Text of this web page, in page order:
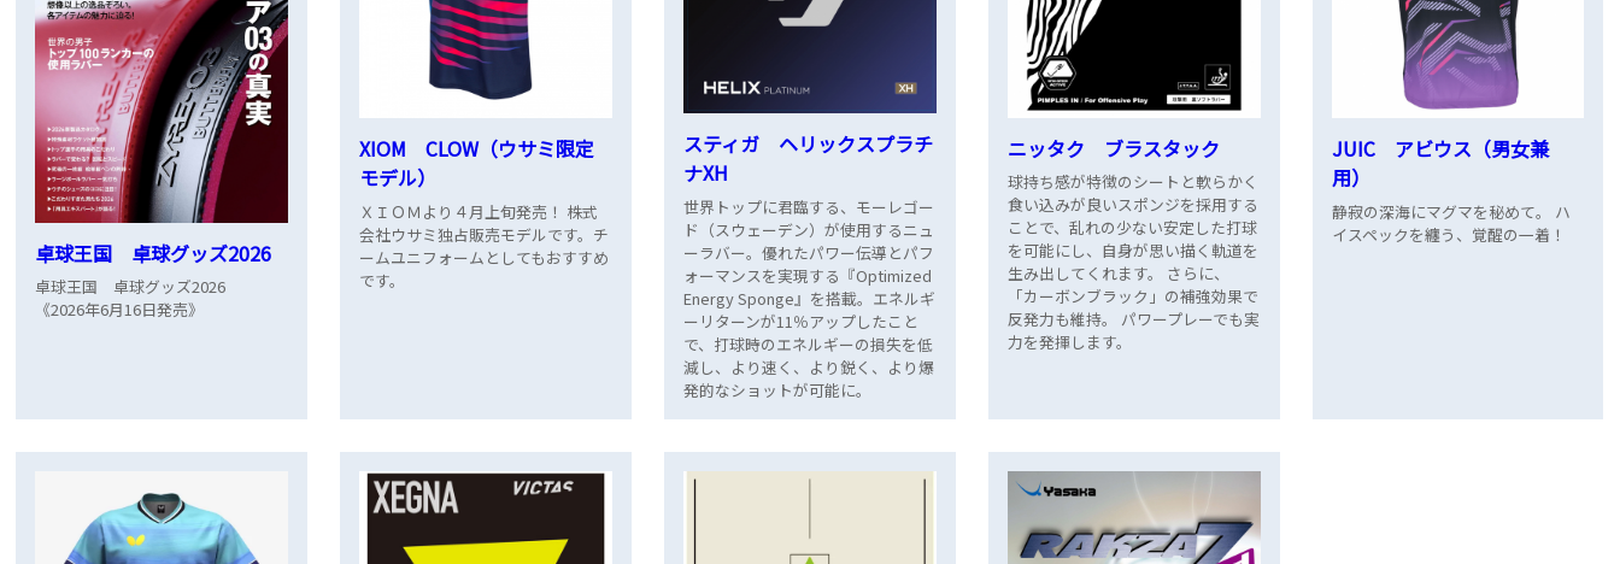
卓球王国 卓球グッズ2026
卓球王国 卓球グッズ2026
《2026年6月16日発売》
XIOM CLOW（ウサミ限定
モデル）
ＸＩＯＭより４月上旬発売！ 株式
会社ウサミ独占販売モデルです。チ
ームユニフォームとしてもおすすめ
です。
スティガ ヘリックスプラチ
ナXH
世界トップに君臨する、モーレゴー
ド（スウェーデン）が使用するニュ
ーラバー。優れたパワー伝導とパフ
ォーマンスを実現する『Optimized
Energy Sponge』を搭載。エネルギ
ーリターンが11％アップしたこと
で、打球時のエネルギーの損失を低
減し、より速く、より鋭く、より爆
発的なショットが可能に。
ニッタク ブラスタック
球持ち感が特徴のシートと軟らかく
食い込みが良いスポンジを採用する
ことで、乱れの少ない安定した打球
を可能にし、自身が思い描く軌道を
生み出してくれます。 さらに、
「カーボンブラック」の補強効果で
反発力も維持。 パワープレーでも実
力を発揮します。
JUIC アビウス（男女兼
用）
静寂の深海にマグマを秘めて。 ハ
イスペックを纏う、覚醒の一着！